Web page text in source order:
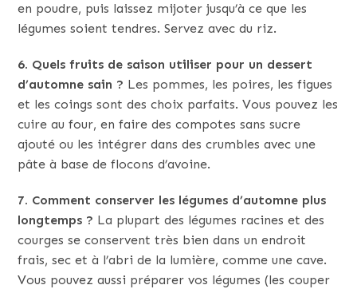
en poudre, puis laissez mijoter jusqu’à ce que les
légumes soient tendres. Servez avec du riz.
6. Quels fruits de saison utiliser pour un dessert
d’automne sain ? Les pommes, les poires, les figues
et les coings sont des choix parfaits. Vous pouvez les
cuire au four, en faire des compotes sans sucre
ajouté ou les intégrer dans des crumbles avec une
pâte à base de flocons d’avoine.
7. Comment conserver les légumes d’automne plus
longtemps ? La plupart des légumes racines et des
courges se conservent très bien dans un endroit
frais, sec et à l’abri de la lumière, comme une cave.
Vous pouvez aussi préparer vos légumes (les couper